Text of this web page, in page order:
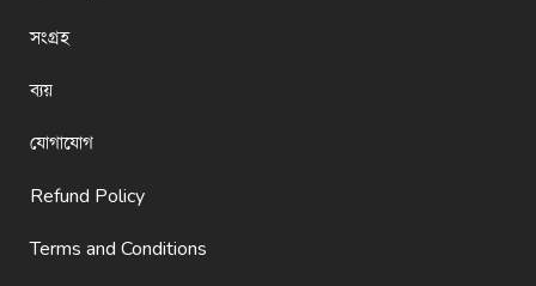
সংগ্রহ
ব্যয়
যোগাযোগ
Refund Policy
Terms and Conditions